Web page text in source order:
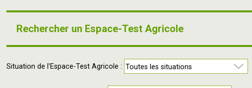
Rechercher un Espace-Test Agricole
Situation de l'Espace-Test Agricole :